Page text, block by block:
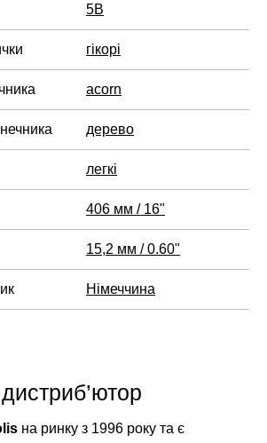
5B
гікорі
acorn
дерево
легкі
406 мм / 16"
15,2 мм / 0.60"
Німеччина
на ринку з 1996 року та є